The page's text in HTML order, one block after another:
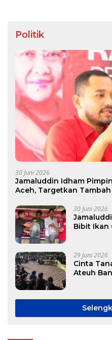
Politik
30 Juni 2026
Jamaluddin Idham
Aceh, Targetkan Tambah
30 Juni 2026
Bibit Ikan
29 Juni 2026
Cinta
Ateuh